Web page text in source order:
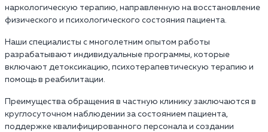
наркологическую терапию, направленную на восстановление
физического и психологического состояния пациента.
Наши специалисты с многолетним опытом работы
разрабатывают индивидуальные программы, которые
включают детоксикацию, психотерапевтическую терапию и
помощь в реабилитации.
Преимущества обращения в частную клинику заключаются в
круглосуточном наблюдении за состоянием пациента,
поддержке квалифицированного персонала и создании